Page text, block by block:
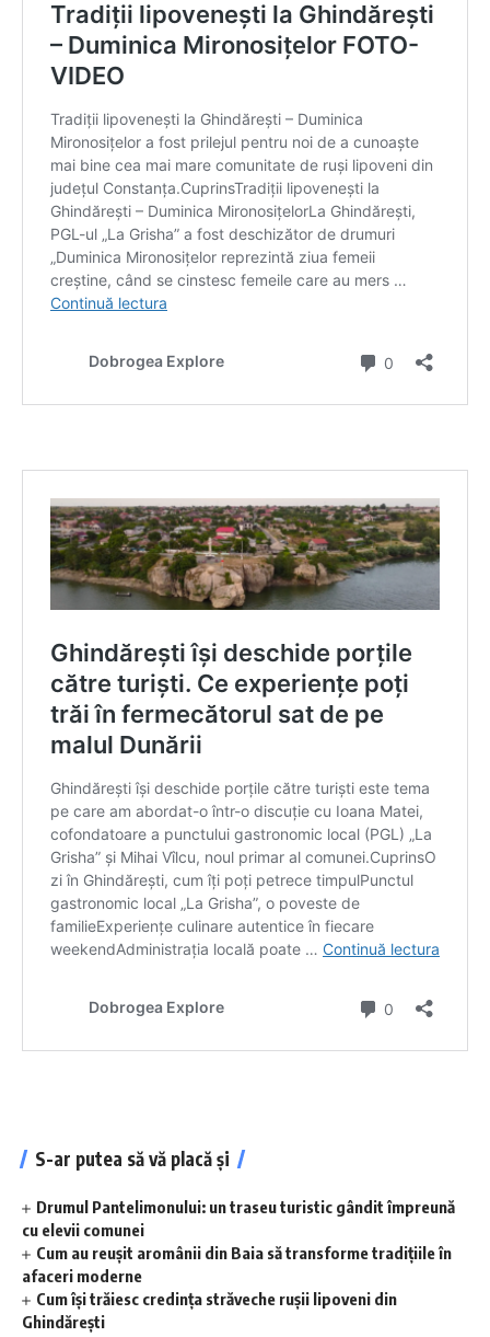
S-ar putea să vă placă și
Drumul Pantelimonului: un traseu turistic gândit împreună
cu elevii comunei
Cum au reușit aromânii din Baia să transforme tradițiile în
afaceri moderne
Cum își trăiesc credința străveche rușii lipoveni din
Ghindărești